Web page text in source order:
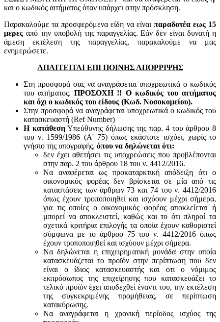
και ο κωδικός αιτήματος όταν υπάρχει στην πρόσκληση.
Παρακαλούμε τα προσφερόμενα είδη να είναι παραδοτέα εως 15
μερες από την υποβολή της παραγγελίας. Εάν δεν είναι δυνατή η
άμεση εκτέλεση της παραγγελίας, παρακαλούμε να μας
ενημερώσετε.
ΑΠΑΙΤΕΙΤΑΙ ΕΠΙ ΠΟΙΝΗΣ ΑΠΟΡΡΙΨΗΣ
Στη προσφορά σας να αναγράφεται υποχρεωτικά ο κωδικός
του αιτήματος.ΠΡΟΣΟΧΗ !! Ο κωδικός του αιτήματος
και όχι ο κωδικός του είδους (Κωδ. Νοσοκομείου).
Στην προσφορά να αναγράφεται υποχρεωτικά ο κωδικός του
κατασκευαστή (Ref Number)
Η κατάθεσηΥπεύθυνης δήλωσης της παρ. 4 του άρθρου 8
του ν. 1599/1986 (Α' 75) όπως εκάστοτε ισχύει, χωρίς το
γνήσιο της υπογραφής, όπου να δηλώνεται ότι:
δεν έχει αθετήσει τις υποχρεώσεις που προβλέπονται
στην παρ. 2 του άρθρου 18 του ν. 4412/2016.
Να αναφέρεται ως προκαταρκτική απόδειξη ότι ο
οικονομικός φορέας δεν βρίσκεται σε μία από τις
καταστάσεις των άρθρων 73 και 74 του ν. 4412/2016
όπως έχουν τροποποιηθεί και ισχύουν μέχρι σήμερα,
για τις οποίες ο οικονομικός φορέας αποκλείεται ή
μπορεί να αποκλειστεί, καθώς και το ότι πληροί τα
σχετικά κριτήρια επιλογής τα οποία έχουν καθοριστεί
σύμφωνα με τo άρθροo 75 του ν. 4412/2016 όπως
έχουν τροποποιηθεί και ισχύουν μέχρι σήμερα.
Να δηλώνεται η επιχειρηματική μονάδα στην οποία
κατασκευάζεται το προϊόν στην περίπτωση που δεν
είναι ο ίδιος κατασκευαστής και oτι ο νόμιμος
εκπρόσωπος της επιχείρησης που κατασκευάζει το
τελικό προϊόν έχει αποδεχθεί έναντι του, την εκτέλεση
της συγκεκριμένης προμήθειας, σε περίπτωση
κατακύρωσης.
Να αναγράφεται η χρονική περίοδος ισχύος της